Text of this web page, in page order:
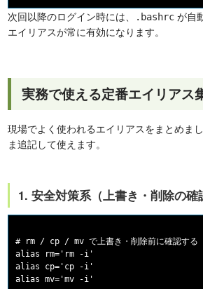
次回以降のログイン時には、 .bashrc が自
エイリアスが常に有効になります。
実務で使える定番エイリアス
現場でよく使われるエイリアスをまとめまし
ま追記して使えます。
1. 安全対策系（上書き・削除の確
# rm / cp / mv で上書き・削除前に確認する
alias rm='rm -i'
alias cp='cp -i'